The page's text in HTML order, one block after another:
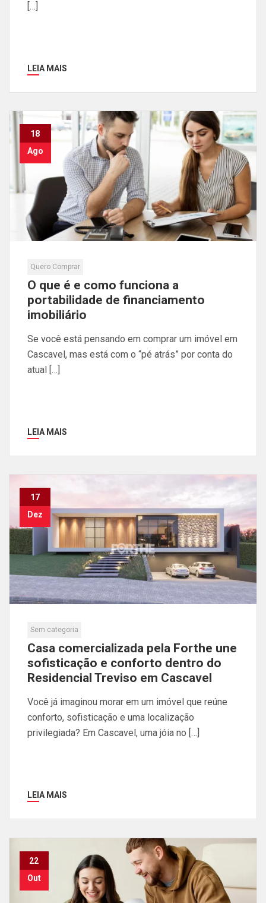
[…]
LEIA MAIS
18
Ago
Quero Comprar
O que é e como funciona a
portabilidade de financiamento
imobiliário
Se você está pensando em comprar um imóvel em
Cascavel, mas está com o “pé atrás” por conta do
atual […]
LEIA MAIS
17
Dez
Sem categoria
Casa comercializada pela Forthe une
sofisticação e conforto dentro do
Residencial Treviso em Cascavel
Você já imaginou morar em um imóvel que reúne
conforto, sofisticação e uma localização
privilegiada? Em Cascavel, uma jóia no […]
LEIA MAIS
22
Out